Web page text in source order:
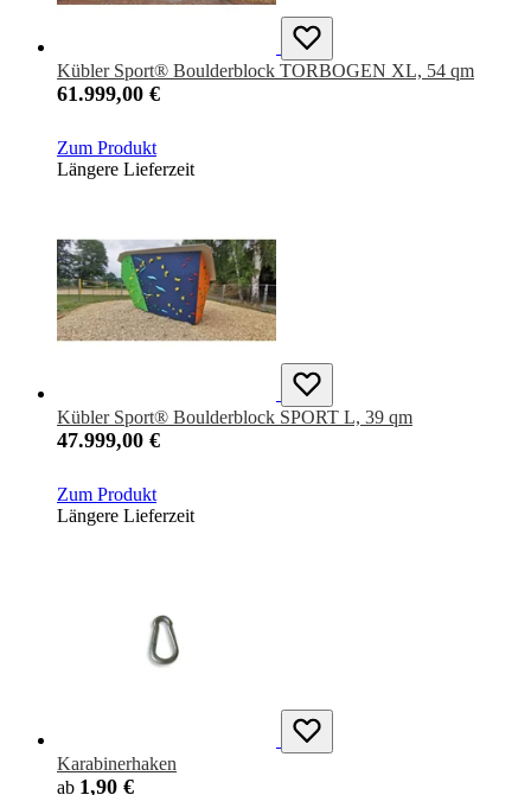
Kübler Sport® Boulderblock TORBOGEN XL, 54 qm
61.999,00 €
Zum Produkt
Längere Lieferzeit
Kübler Sport® Boulderblock SPORT L, 39 qm
47.999,00 €
Zum Produkt
Längere Lieferzeit
Karabinerhaken
ab 1,90 €